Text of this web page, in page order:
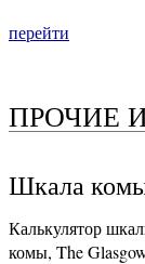
перейти
ПРОЧИЕ
Шкала
Калькулятор
комы, The